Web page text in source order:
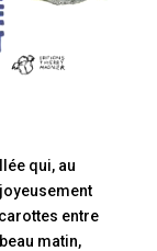
qui, au
entre
matin,